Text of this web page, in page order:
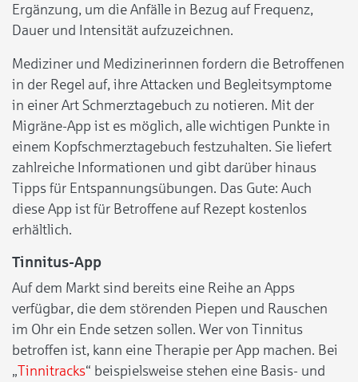
Ergänzung, um die Anfälle in Bezug auf Frequenz,
Dauer und Intensität aufzuzeichnen.
Mediziner und Medizinerinnen fordern die Betroffenen
in der Regel auf, ihre Attacken und Begleitsymptome
in einer Art Schmerztagebuch zu notieren. Mit der
Migräne-App ist es möglich, alle wichtigen Punkte in
einem Kopfschmerztagebuch festzuhalten. Sie liefert
zahlreiche Informationen und gibt darüber hinaus
Tipps für Entspannungsübungen. Das Gute: Auch
diese App ist für Betroffene auf Rezept kostenlos
erhältlich.
Tinnitus-App
Auf dem Markt sind bereits eine Reihe an Apps
verfügbar, die dem störenden Piepen und Rauschen
im Ohr ein Ende setzen sollen. Wer von Tinnitus
betroffen ist, kann eine Therapie per App machen. Bei
„Tinnitracks“ beispielsweise stehen eine Basis- und